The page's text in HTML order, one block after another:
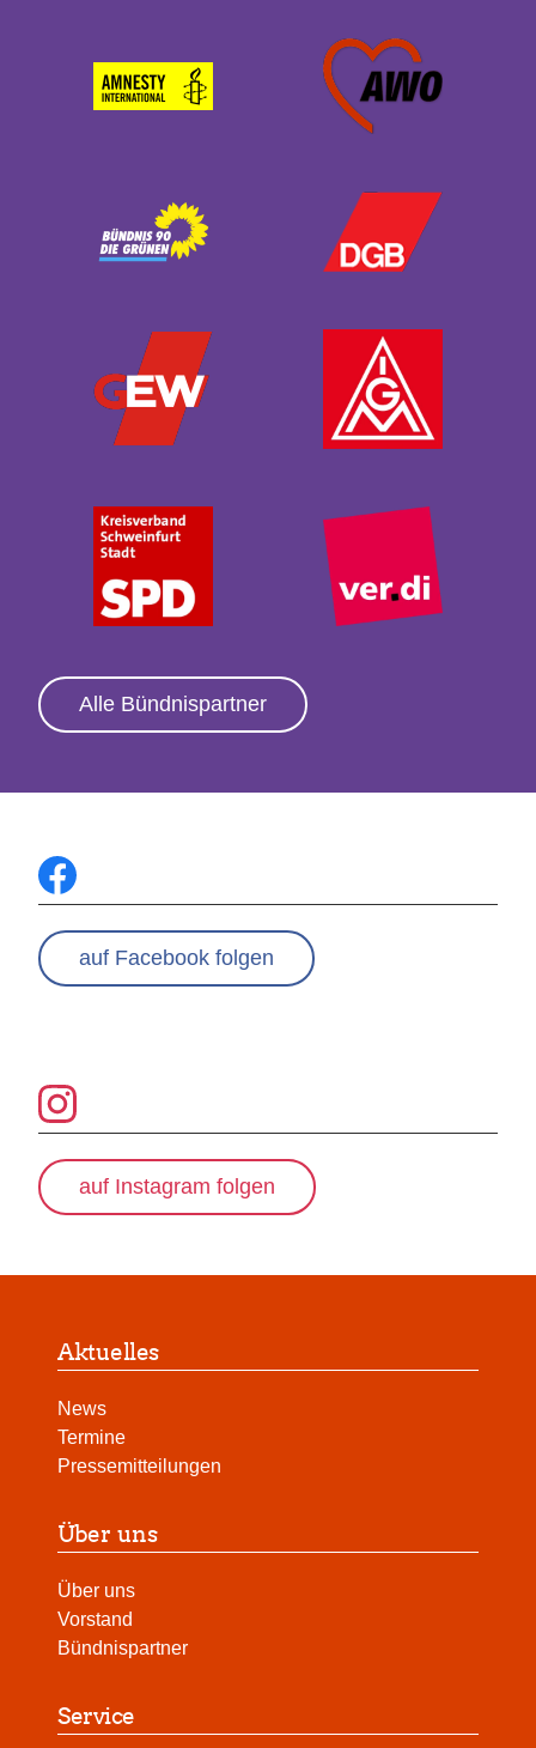
Alle Bündnispartner
auf Facebook folgen
auf Instagram folgen
Aktuelles
News
Termine
Pressemitteilungen
Über uns
Über uns
Vorstand
Bündnispartner
Service